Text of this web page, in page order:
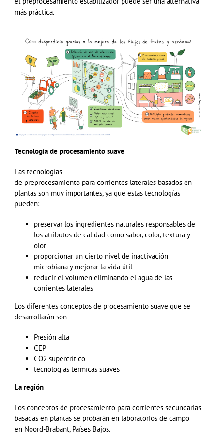
más práctica.
Tecnología de procesamiento suave
Las tecnologías
de preprocesamiento para corrientes laterales basados en
plantas son muy importantes, ya que estas tecnologías
pueden:
preservar los ingredientes naturales responsables de
los atributos de calidad como sabor, color, textura y
olor
proporcionar un cierto nivel de inactivación
microbiana y mejorar la vida útil
reducir el volumen eliminando el agua de las
corrientes laterales
Los diferentes conceptos de procesamiento suave que se
desarrollarán son
Presión alta
CEP
CO2 supercrítico
tecnologías térmicas suaves
La región
Los conceptos de procesamiento para corrientes secundarias
basadas en plantas se probarán en laboratorios de campo
en Noord-Brabant, Países Bajos.